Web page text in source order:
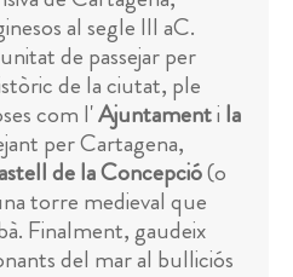
al segle III aC.
de passejar per
de la ciutat, ple
com l'Ajuntamenti la
per Cartagena,
de la Concepció(o
torre medieval que
Finalment, gaudeix
del mar al bulliciós